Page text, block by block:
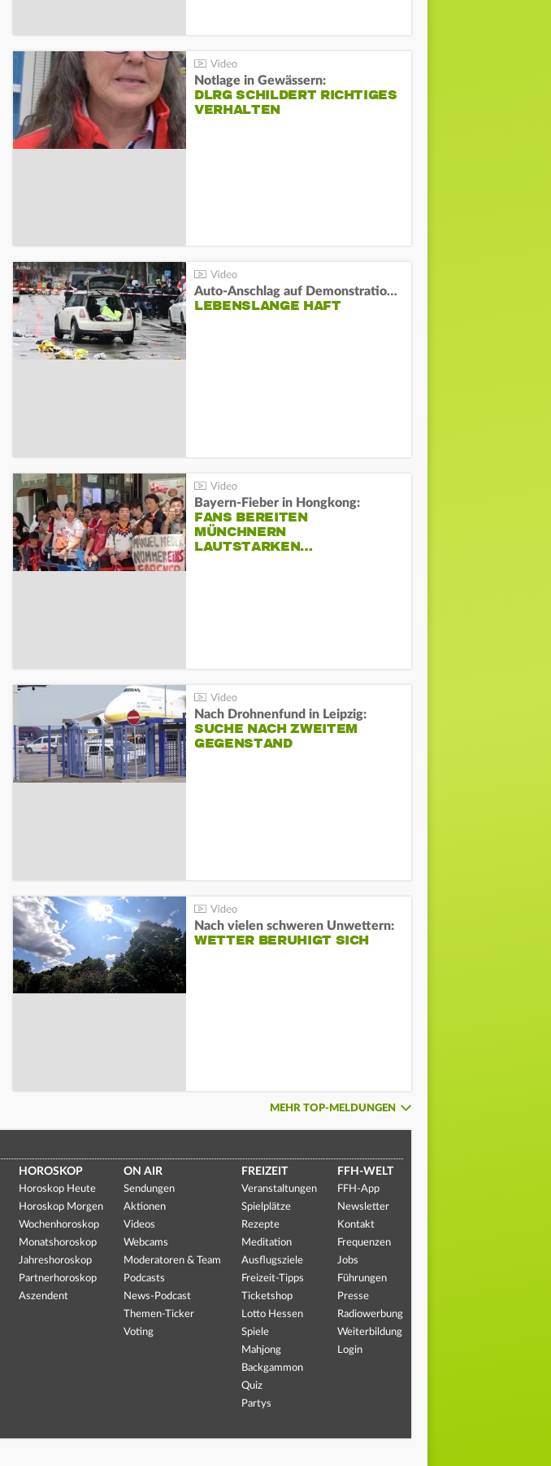
Notlage in Gewässern:
DLRG SCHILDERT RICHTIGES
VERHALTEN
Auto-Anschlag auf Demonstration in München:
LEBENSLANGE HAFT
Bayern-Fieber in Hongkong:
FANS BEREITEN
MÜNCHNERN
LAUTSTARKEN…
Nach Drohnenfund in Leipzig:
SUCHE NACH ZWEITEM
GEGENSTAND
Nach vielen schweren Unwettern:
WETTER BERUHIGT SICH
MEHR TOP-MELDUNGEN
HOROSKOP
Horoskop Heute
Horoskop Morgen
Wochenhoroskop
Monatshoroskop
Jahreshoroskop
Partnerhoroskop
Aszendent
ON AIR
Sendungen
Aktionen
Videos
Webcams
Moderatoren & Team
Podcasts
News-Podcast
Themen-Ticker
Voting
FREIZEIT
Veranstaltungen
Spielplätze
Rezepte
Meditation
Ausflugsziele
Freizeit-Tipps
Ticketshop
Lotto Hessen
Spiele
Mahjong
Backgammon
Quiz
Partys
FFH-WELT
FFH-App
Newsletter
Kontakt
Frequenzen
Jobs
Führungen
Presse
Radiowerbung
Weiterbildung
Login